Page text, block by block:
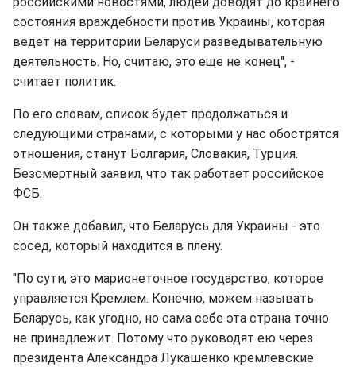
состояния враждебности против Украины, которая
ведет на территории Беларуси разведывательную
деятельность. Но, считаю, это еще не конец", -
считает политик.
По его словам, список будет продолжаться и
следующими странами, с которыми у нас обострятся
отношения, станут Болгария, Словакия, Турция.
Безсмертный заявил, что так работает российское
ФСБ.
Он также добавил, что Беларусь для Украины - это
сосед, который находится в плену.
"По сути, это марионеточное государство, которое
управляется Кремлем. Конечно, можем называть
Беларусь, как угодно, но сама себе эта страна точно
не принадлежит. Потому что руководят ею через
президента Александра Лукашенко кремлевские